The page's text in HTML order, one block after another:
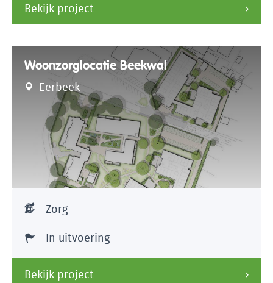
Bekijk project
Woonzorglocatie Beekwal
Eerbeek
Zorg
In uitvoering
Bekijk project